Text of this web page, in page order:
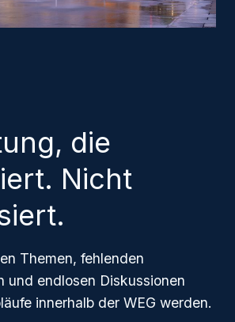
die
Nicht
Themen, fehlenden
und endlosen Diskussionen
innerhalb der WEG werden.